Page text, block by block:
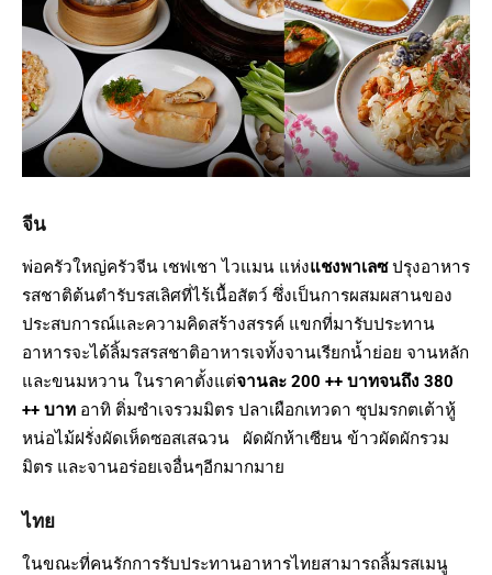
จีน
พ่อครัวใหญ่ครัวจีน เชฟเชา ไวแมน แห่งแชงพาเลซปรุงอาหาร
รสชาติต้นตำรับรสเลิศที่ไร้เนื้อสัตว์ ซึ่งเป็นการผสมผสานของ
ประสบการณ์และความคิดสร้างสรรค์ แขกที่มารับประทาน
อาหารจะได้ลิ้มรสรสชาติอาหารเจทั้งจานเรียกน้ำย่อย จานหลัก
และขนมหวาน ในราคาตั้งแต่จานละ 200 ++ บาทจนถึง 380
++ บาท อาทิ ติ่มซำเจรวมมิตร ปลาเผือกเทวดา ซุปมรกตเต้าหู้
หน่อไม้ฝรั่งผัดเห็ดซอสเสฉวน ผัดผักห้าเซียน ข้าวผัดผักรวม
มิตร และจานอร่อยเจอื่นๆอีกมากมาย
ไทย
ในขณะที่คนรักการรับประทานอาหารไทยสามารถลิ้มรสเมนู